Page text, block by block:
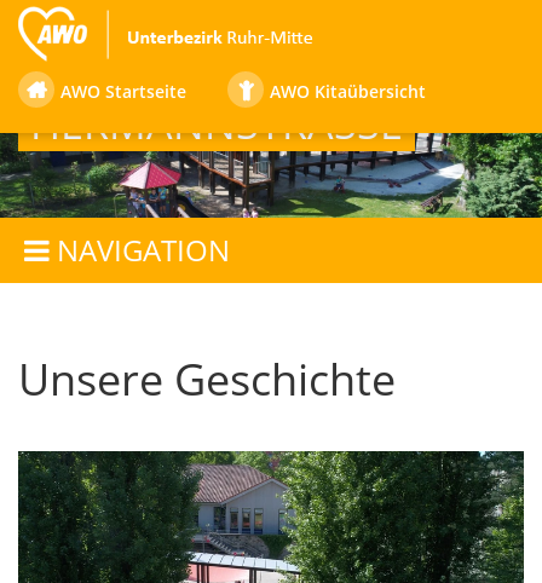
AWO Startseite AWO Kitaübersicht
FAMILIENZENTRUM
HERMANNSTRASSE
NAVIGATION
Unsere Geschichte